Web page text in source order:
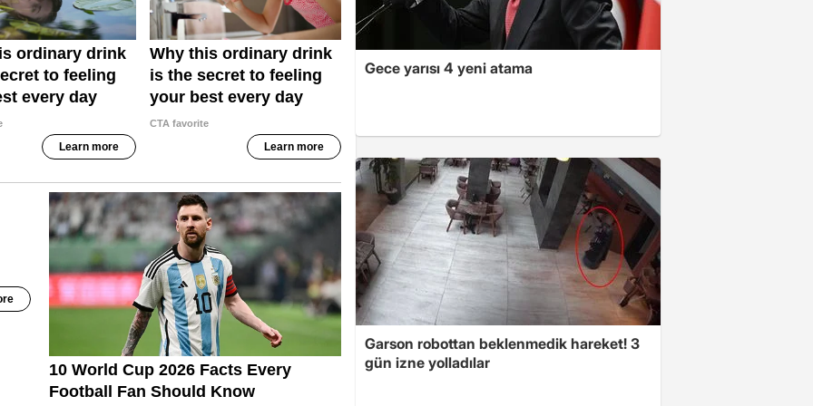
Gece yarısı 4 yeni atama
Garson robottan beklenmedik hareket! 3
gün izne yolladılar